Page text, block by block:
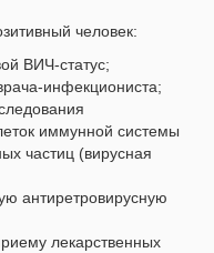
человек:
ВИЧ-статус;
инфекциониста;
иммунной системы
частиц (вирусная
антиретровирусную
лекарственных